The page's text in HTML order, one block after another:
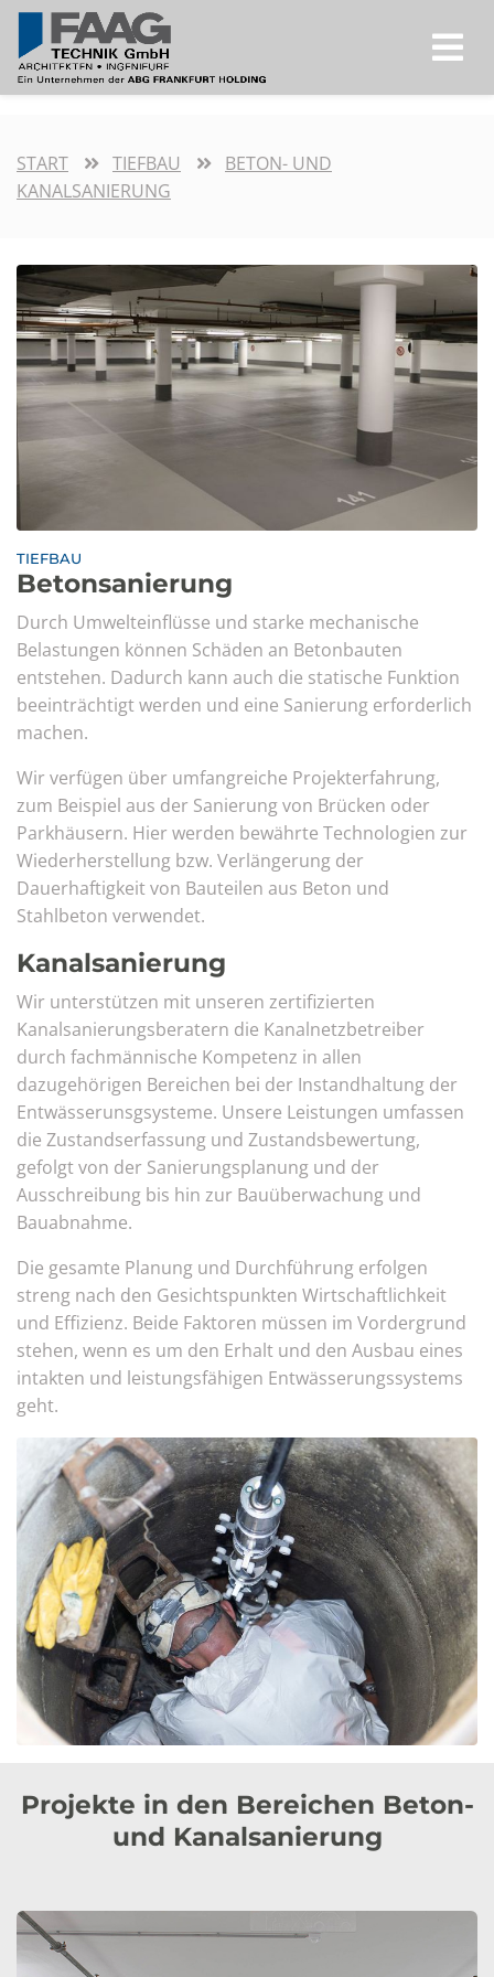
START TIEFBAU
BETON- UND
KANALSANIERUNG
TIEFBAU
Betonsanierung
Durch Umwelteinflüsse und starke mechanische
Belastungen können Schäden an Betonbauten
entstehen. Dadurch kann auch die statische Funktion
beeinträchtigt werden und eine Sanierung erforderlich
machen.
Wir verfügen über umfangreiche Projekterfahrung,
zum Beispiel aus der Sanierung von Brücken oder
Parkhäusern. Hier werden bewährte Technologien zur
Wiederherstellung bzw. Verlängerung der
Dauerhaftigkeit von Bauteilen aus Beton und
Stahlbeton verwendet.
Kanalsanierung
Wir unterstützen mit unseren zertifizierten
Kanalsanierungsberatern die Kanalnetzbetreiber
durch fachmännische Kompetenz in allen
dazugehörigen Bereichen bei der Instandhaltung der
Entwässerunsgsysteme. Unsere Leistungen umfassen
die Zustandserfassung und Zustandsbewertung,
gefolgt von der Sanierungsplanung und der
Ausschreibung bis hin zur Bauüberwachung und
Bauabnahme.
Die gesamte Planung und Durchführung erfolgen
streng nach den Gesichtspunkten Wirtschaftlichkeit
und Effizienz. Beide Faktoren müssen im Vordergrund
stehen, wenn es um den Erhalt und den Ausbau eines
intakten und leistungsfähigen Entwässerungssystems
geht.
Projekte in den Bereichen Beton-
und Kanalsanierung